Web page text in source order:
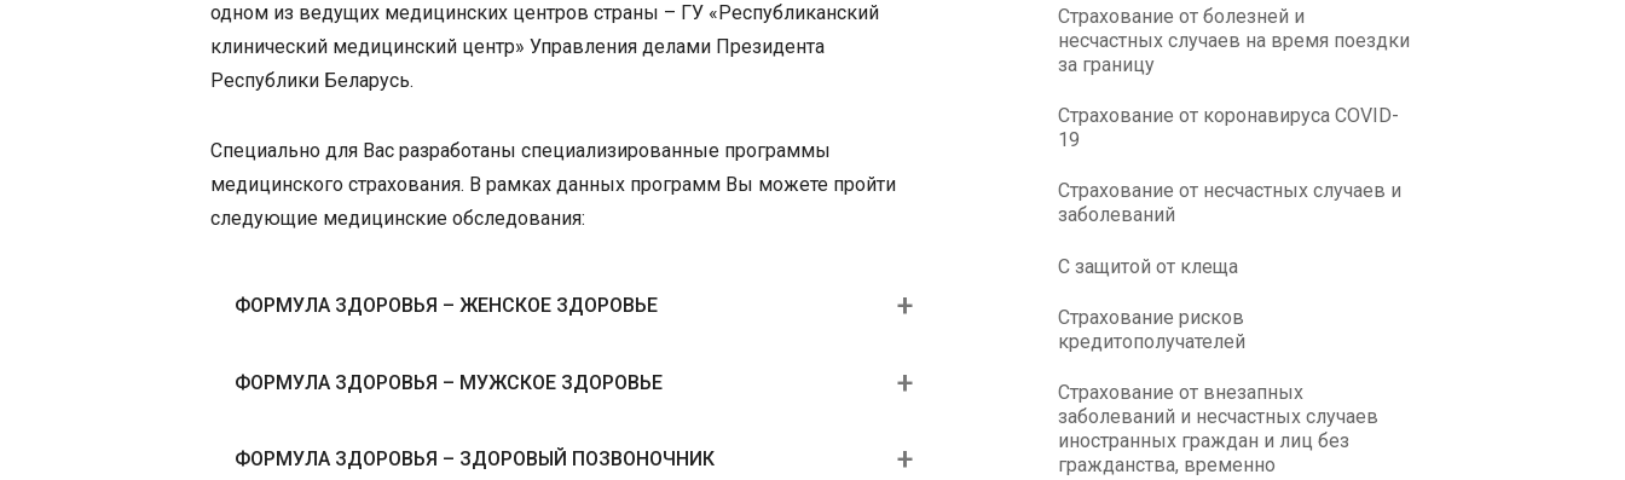
одном из ведущих медицинских центров страны – ГУ «Республиканский
клинический медицинский центр» Управления делами Президента
Республики Беларусь.
Специально для Вас разработаны специализированные программы
медицинского страхования. В рамках данных программ Вы можете пройти
следующие медицинские обследования:
ФОРМУЛА ЗДОРОВЬЯ – ЖЕНСКОЕ ЗДОРОВЬЕ
ФОРМУЛА ЗДОРОВЬЯ – МУЖСКОЕ ЗДОРОВЬЕ
ФОРМУЛА ЗДОРОВЬЯ – ЗДОРОВЫЙ ПОЗВОНОЧНИК
Страхование от болезней и
несчастных случаев на время поездки
за границу
Страхование от коронавируса COVID-
19
Страхование от несчастных случаев и
заболеваний
С защитой от клеща
Страхование рисков
кредитополучателей
Страхование от внезапных
заболеваний и несчастных случаев
иностранных граждан и лиц без
гражданства, временно